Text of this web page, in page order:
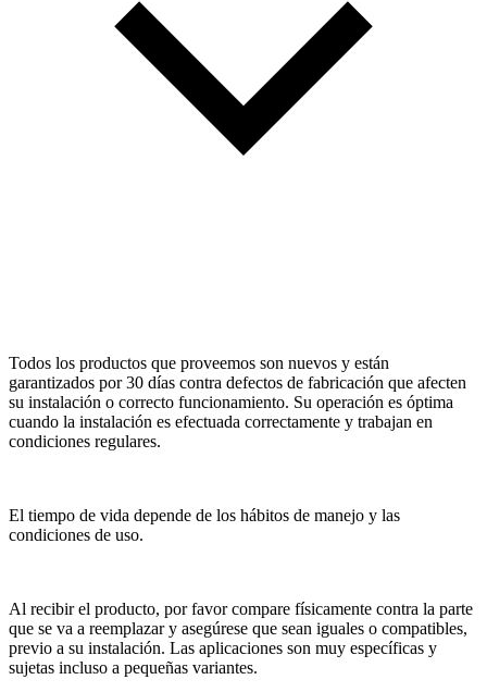
Todos los productos que proveemos son nuevos y están
garantizados por 30 días contra defectos de fabricación que afecten
su instalación o correcto funcionamiento. Su operación es óptima
cuando la instalación es efectuada correctamente y trabajan en
condiciones regulares.
El tiempo de vida depende de los hábitos de manejo y las
condiciones de uso.
Al recibir el producto, por favor compare físicamente contra la parte
que se va a reemplazar y asegúrese que sean iguales o compatibles,
previo a su instalación. Las aplicaciones son muy específicas y
sujetas incluso a pequeñas variantes.